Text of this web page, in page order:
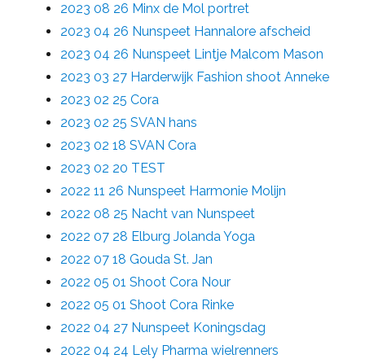
2023 08 26 Minx de Mol portret
2023 04 26 Nunspeet Hannalore afscheid
2023 04 26 Nunspeet Lintje Malcom Mason
2023 03 27 Harderwijk Fashion shoot Anneke
2023 02 25 Cora
2023 02 25 SVAN hans
2023 02 18 SVAN Cora
2023 02 20 TEST
2022 11 26 Nunspeet Harmonie Molijn
2022 08 25 Nacht van Nunspeet
2022 07 28 Elburg Jolanda Yoga
2022 07 18 Gouda St. Jan
2022 05 01 Shoot Cora Nour
2022 05 01 Shoot Cora Rinke
2022 04 27 Nunspeet Koningsdag
2022 04 24 Lely Pharma wielrenners